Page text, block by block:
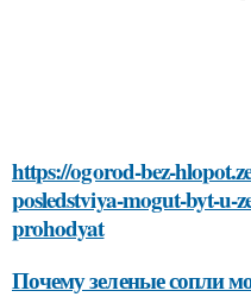
https://ogorod-bez-
posledstviya-mogut-byt-u-
prohodyat
Почему зеленые сопли